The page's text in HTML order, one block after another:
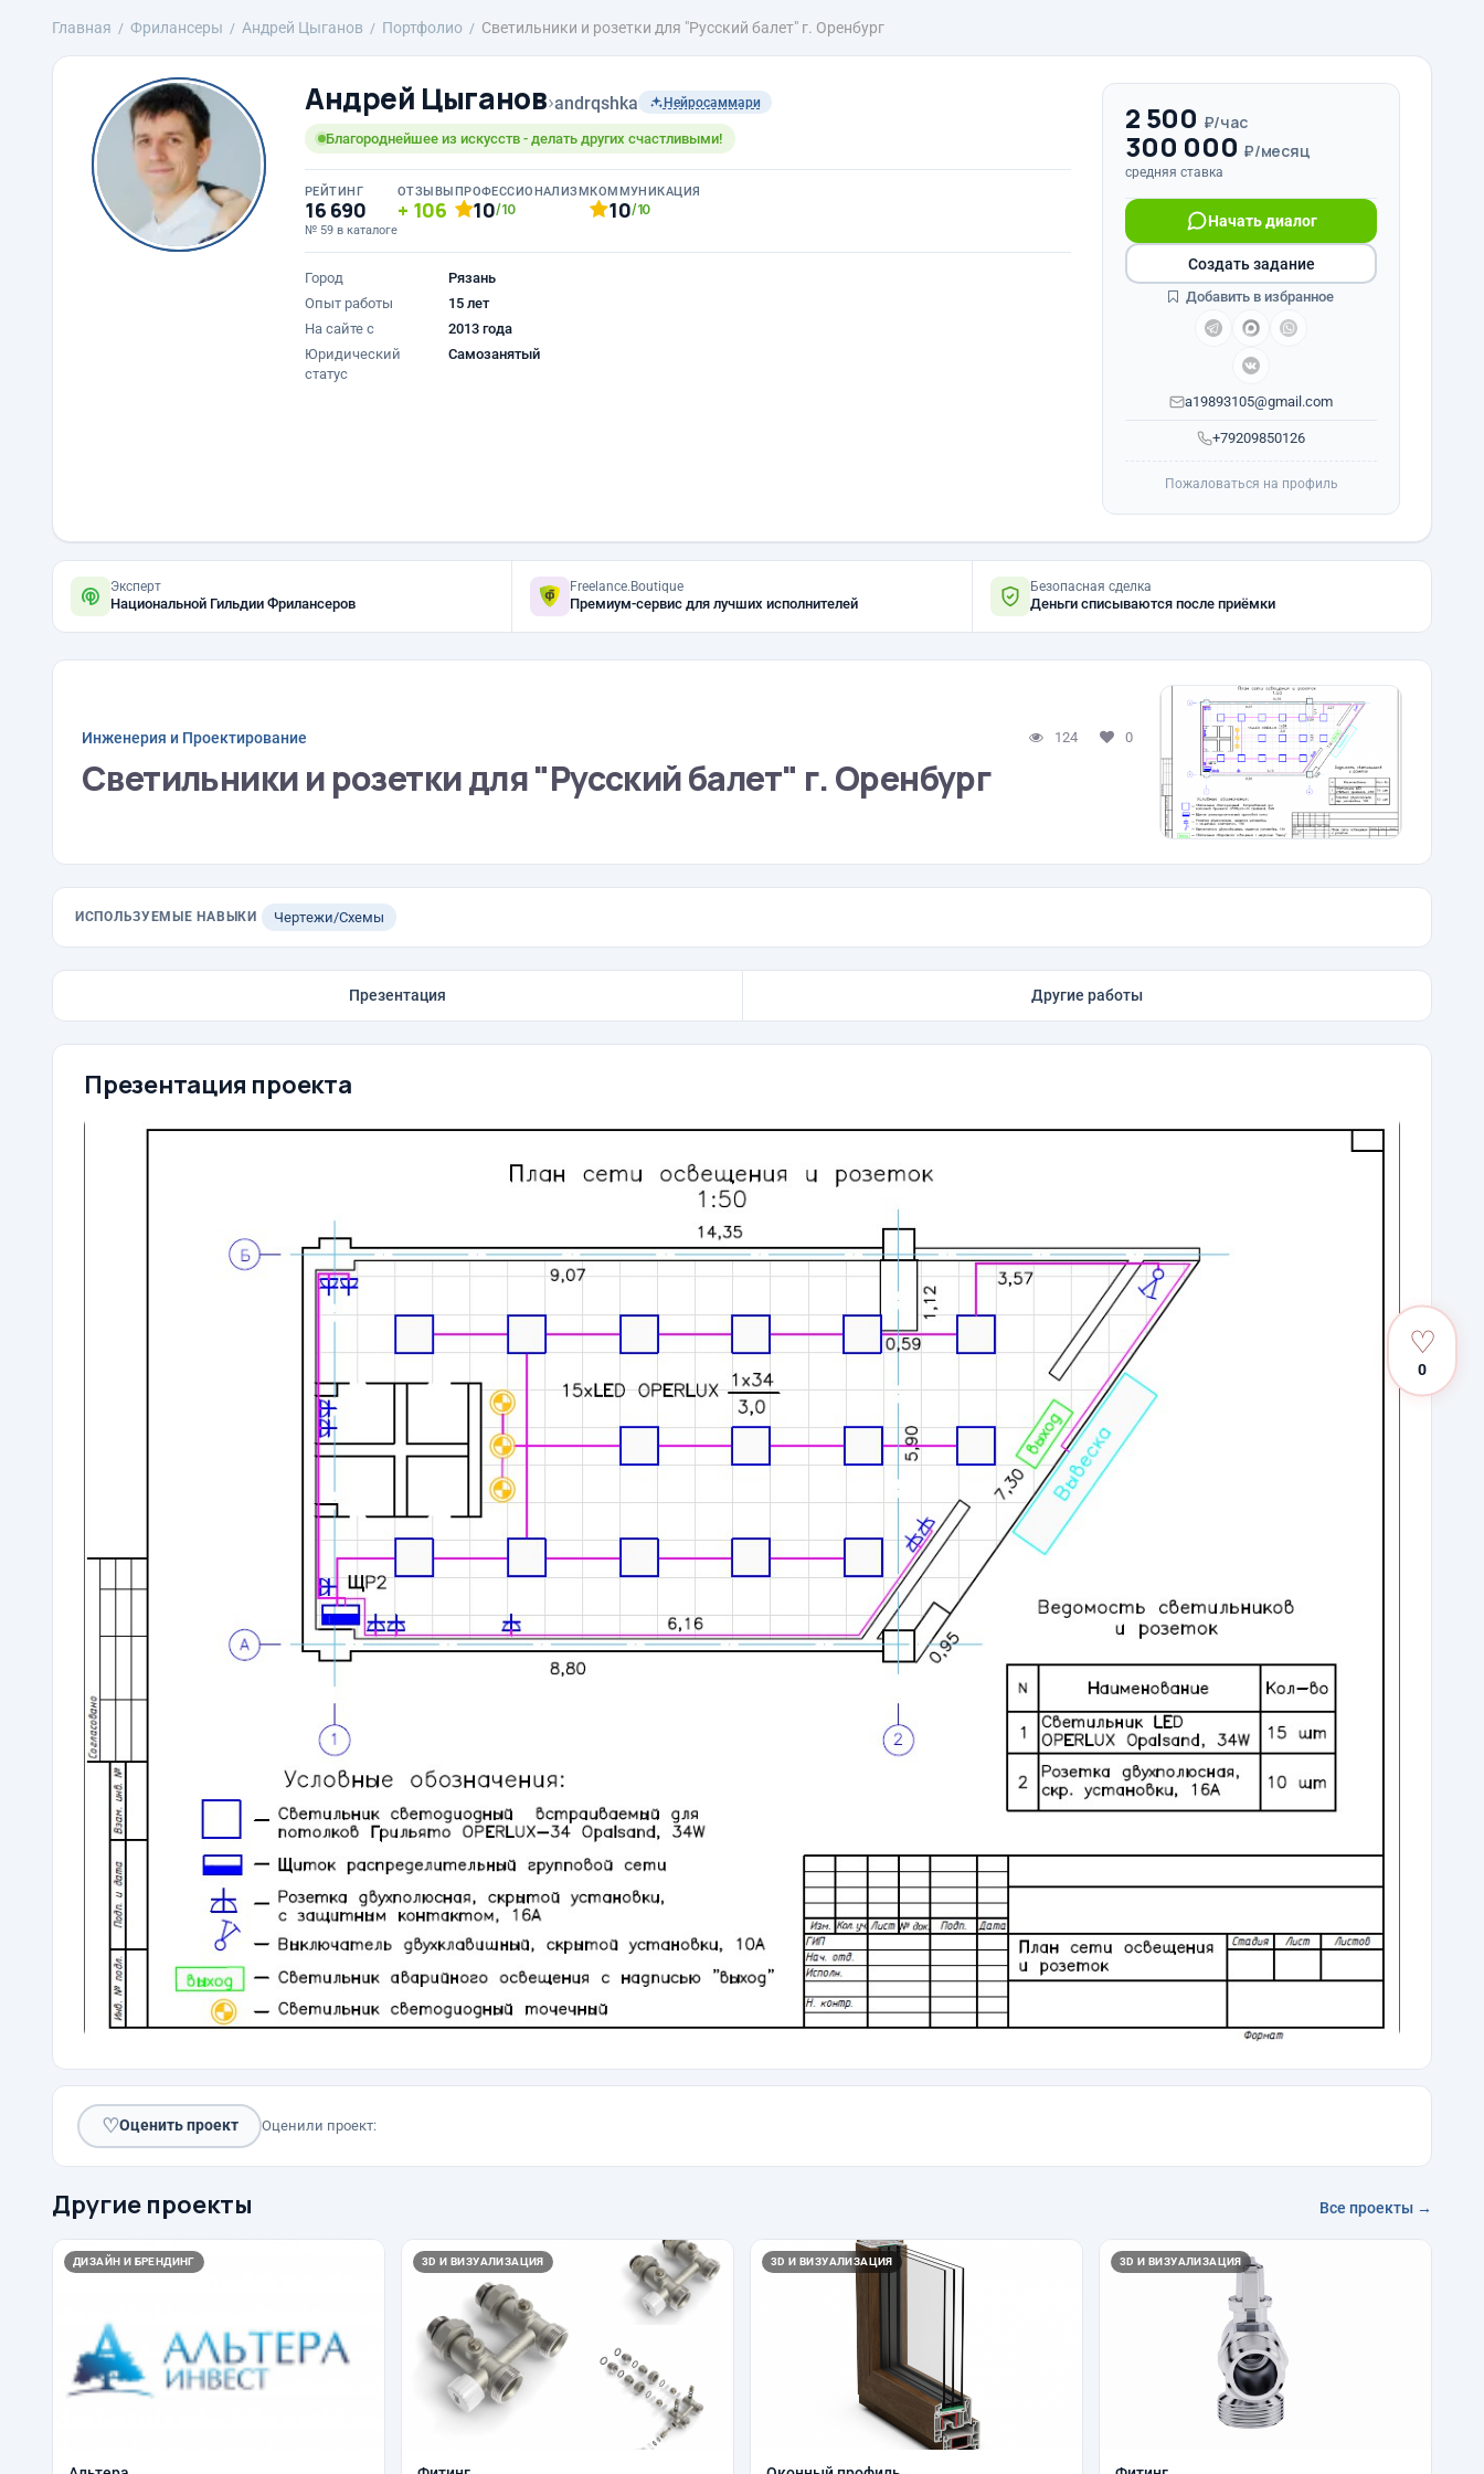
Главная Фрилансеры Андрей Цыганов Портфолио Светильники и розетки для "Русский балет" г. Оренбург
Андрей Цыганов›andrqshka Нейросаммари
Благороднейшее из искусств - делать других счастливыми!
РЕЙТИНГ
16 690
№ 59 в каталоге
ОТЗЫВЫ
106
ПРОФЕССИОНАЛИЗМ
10/10
КОММУНИКАЦИЯ
10/10
Город
Рязань
Опыт работы
15 лет
На сайте с
2013 года
Юридический
статус
Самозанятый
2 500 ₽/час
300 000 ₽/месяц
средняя ставка
+79209850126
Начать диалог
a19893105@gmail.com
Создать задание
Добавить в избранное
Пожаловаться на профиль
Эксперт
Национальной Гильдии Фрилансеров
Freelance.Boutique
Премиум-сервис для лучших исполнителей
Безопасная сделка
Деньги списываются после приёмки
Инженерия и Проектирование 124 0
Светильники и розетки для "Русский балет" г. Оренбург
ИСПОЛЬЗУЕМЫЕ НАВЫКИ Чертежи/Схемы
Презентация Другие работы
Презентация проекта
♡
0
♡Оценить проект Оценили проект:
Другие проекты Все проекты →
ДИЗАЙН И БРЕНДИНГ 3D И ВИЗУАЛИЗАЦИЯ 3D И ВИЗУАЛИЗАЦИЯ 3D И ВИЗУАЛИЗАЦИЯ